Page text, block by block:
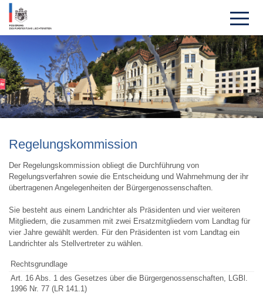
Rege­lungs­kom­mission
Der Regelungskommission obliegt die Durchführung von
Regelungsverfahren sowie die Entscheidung und Wahrnehmung der ihr
übertragenen Angelegenheiten der Bürgergenossenschaften.
Sie besteht aus einem Landrichter als Präsidenten und vier weiteren
Mitgliedern, die zusammen mit zwei Ersatzmitgliedern vom Landtag für
vier Jahre gewählt werden. Für den Präsidenten ist vom Landtag ein
Landrichter als Stellvertreter zu wählen.
Rechtsgrundlage
Art. 16 Abs. 1 des Gesetzes über die Bürgergenossen­schaften, LGBl.
1996 Nr. 77 (LR 141.1)